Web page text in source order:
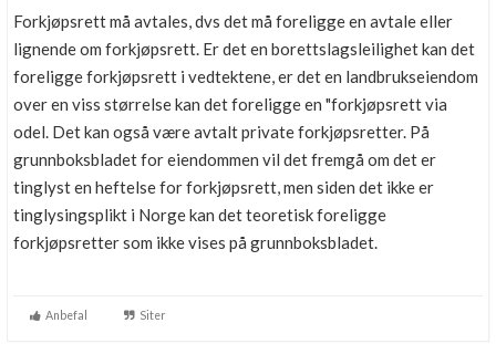
Forkjøpsrett må avtales, dvs det må foreligge en avtale eller
lignende om forkjøpsrett. Er det en borettslagsleilighet kan det
foreligge forkjøpsrett i vedtektene, er det en landbrukseiendom
over en viss størrelse kan det foreligge en "forkjøpsrett via
odel. Det kan også være avtalt private forkjøpsretter. På
grunnboksbladet for eiendommen vil det fremgå om det er
tinglyst en heftelse for forkjøpsrett, men siden det ikke er
tinglysingsplikt i Norge kan det teoretisk foreligge
forkjøpsretter som ikke vises på grunnboksbladet.
Anbefal Siter